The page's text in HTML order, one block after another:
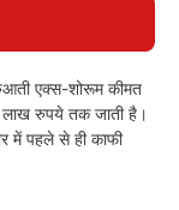
एक्स-शोरूम कीमत
रुपये तक जाती है।
में पहले से ही काफी